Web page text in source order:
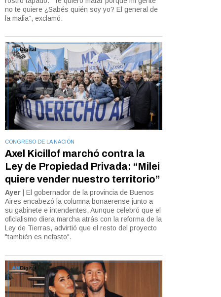
no te quiere ¿Sabés quién soy yo? El general de
la mafia”, exclamó.
CONGRESO DE LA NACIÓN
Axel Kicillof marchó contra la
Ley de Propiedad Privada: “Milei
quiere vender nuestro territorio”
Ayer | El gobernador de la provincia de Buenos
Aires encabezó la columna bonaerense junto a
su gabinete e intendentes. Aunque celebró que el
oficialismo diera marcha atrás con la reforma de la
Ley de Tierras, advirtió que el resto del proyecto
"también es nefasto".